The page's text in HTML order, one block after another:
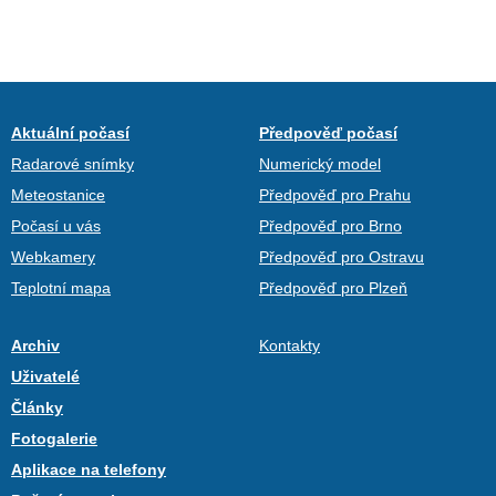
Aktuální počasí
Radarové snímky
Meteostanice
Počasí u vás
Webkamery
Teplotní mapa
Předpověď počasí
Numerický model
Předpověď pro Prahu
Předpověď pro Brno
Předpověď pro Ostravu
Předpověď pro Plzeň
Archiv
Uživatelé
Články
Fotogalerie
Aplikace na telefony
Kontakty